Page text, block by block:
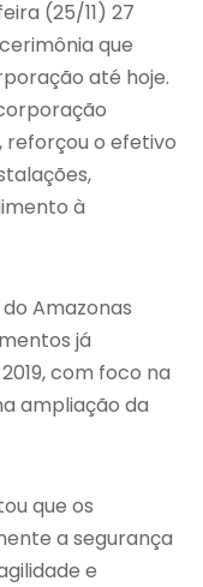
(25/11) 27
que
até hoje.
reforçou o efetivo
à
Amazonas
já
com foco na
ampliação da
que os
a segurança
e